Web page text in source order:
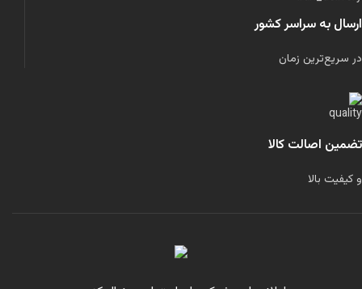
ارسال به سراسر کشور
در سریع‌ترین زمان
تضمین اصالت کالا
و کیفیت بالا